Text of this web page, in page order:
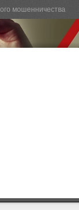
мошенничества